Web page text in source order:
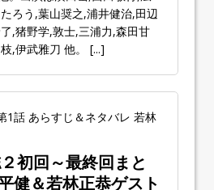
ろう,葉山奨之,浦井健治,田辺
,猪野学,敦士,三浦力,森田甘
,伊武雅刀 他。 [...]
初回～最終回まと
健＆若林正恭ゲスト